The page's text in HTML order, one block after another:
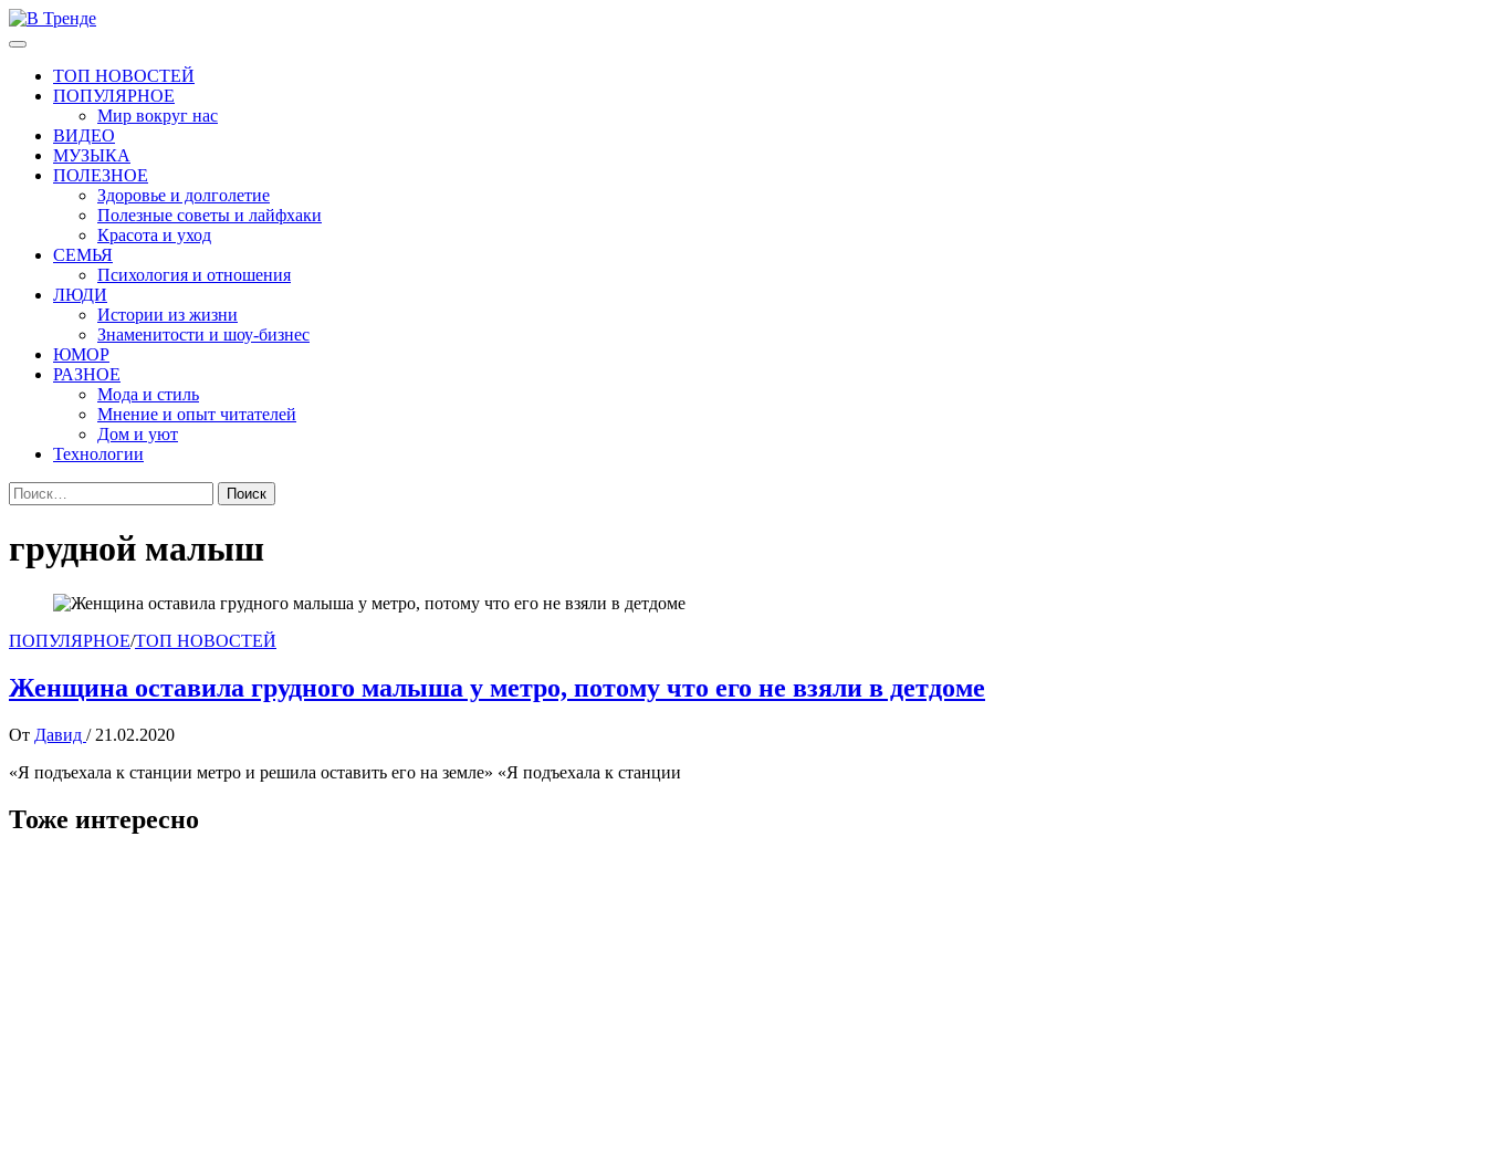
Перейти
к
Основное
ТОП НОВОСТЕЙ
ПОПУЛЯРНОЕ
Мир вокруг нас
ВИДЕО
МУЗЫКА
ПОЛЕЗНОЕ
Здоровье и долголетие
Полезные советы и лайфхаки
Красота и уход
СЕМЬЯ
Психология и отношения
ЛЮДИ
Истории из жизни
Знаменитости и шоу-бизнес
ЮМОР
РАЗНОЕ
Мода и стиль
Мнение и опыт читателей
Дом и уют
Технологии
Найти:
грудной малыш
ПОПУЛЯРНОЕ/ТОП НОВОСТЕЙ
Женщина оставила грудного малыша у метро, потому что его не взяли в детдоме
От Давид / 21.02.2020
«Я подъехала к станции метро и решила оставить его на земле» «Я подъехала к станции
Тоже интересно